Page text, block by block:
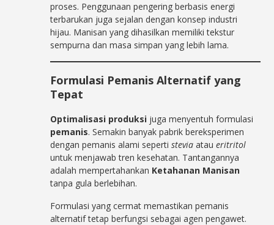
proses. Penggunaan pengering berbasis energi
terbarukan juga sejalan dengan konsep industri
hijau. Manisan yang dihasilkan memiliki tekstur
sempurna dan masa simpan yang lebih lama.
Formulasi Pemanis Alternatif yang
Tepat
Optimalisasi produksi juga menyentuh formulasi
pemanis. Semakin banyak pabrik bereksperimen
dengan pemanis alami sepertistevia ataueritritol
untuk menjawab tren kesehatan. Tantangannya
adalah mempertahankan Ketahanan Manisan
tanpa gula berlebihan.
Formulasi yang cermat memastikan pemanis
alternatif tetap berfungsi sebagai agen pengawet.